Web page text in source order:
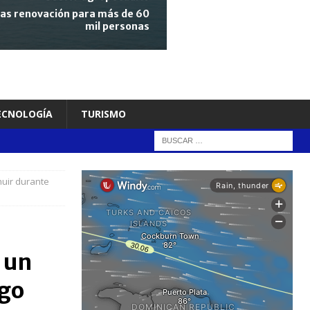
renovación para más de 60
mil personas
TURISMO
durante